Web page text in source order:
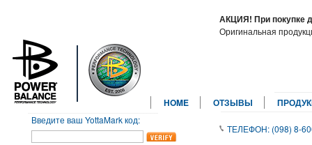
АКЦИЯ! При покупке
Оригинальная
HOME ОТЗЫВЫ
ТЕЛЕФОН: (098) 8-
Введите ваш YottaMark код: